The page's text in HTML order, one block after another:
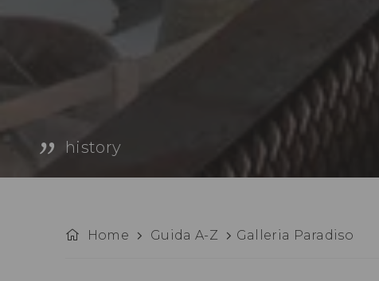
history
Home Guida A-Z Galleria Paradiso